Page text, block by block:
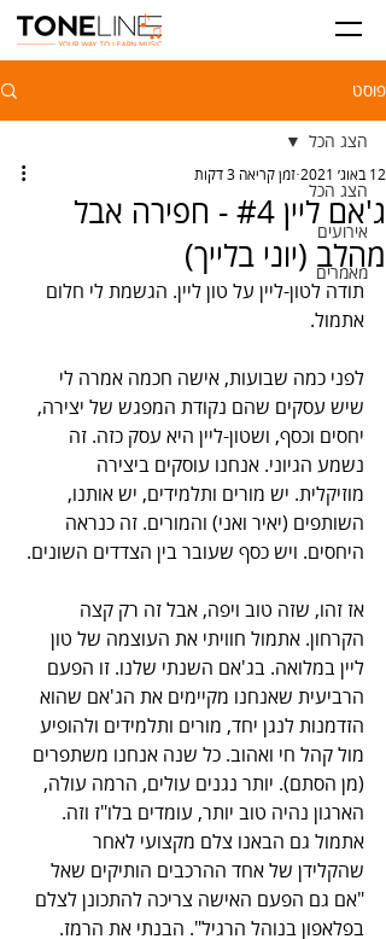
פוסט
הצג הכל
אירועים
מאמרים
הצג הכל
ג'אם ליין #4 - חפירה אבל
מהלב (יוני בלייך)
12 באוג׳ 2021 זמן קריאה 3 דקות
תודה לטון-ליין על טון ליין. הגשמת לי חלום
אתמול.
לפני כמה שבועות, אישה חכמה אמרה לי
שיש עסקים שהם נקודת המפגש של יצירה,
יחסים וכסף, ושטון-ליין היא עסק כזה. זה
נשמע הגיוני. אנחנו עוסקים ביצירה
מוזיקלית. יש מורים ותלמידים, יש אותנו,
השותפים (יאיר ואני) והמורים. זה כנראה
היחסים. ויש כסף שעובר בין הצדדים השונים.
אז זהו, שזה טוב ויפה, אבל זה רק קצה
הקרחון. אתמול חוויתי את העוצמה של טון
ליין במלואה. בג'אם השנתי שלנו. זו הפעם
הרביעית שאנחנו מקיימים את הג'אם שהוא
הזדמנות לנגן יחד, מורים ותלמידים ולהופיע
מול קהל חי ואהוב. כל שנה אנחנו משתפרים
(מן הסתם). יותר נגנים עולים, הרמה עולה,
הארגון נהיה טוב יותר, עומדים בלו"ז וזה.
אתמול גם הבאנו צלם מקצועי לאחר
שהקלידן של אחד ההרכבים הותיקים שאל
"אם גם הפעם האישה צריכה להתכונן לצלם
בפלאפון בנוהל הרגיל". הבנתי את הרמז.